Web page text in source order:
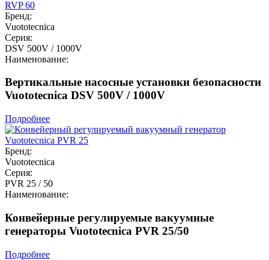
Бренд:
Vuototecnica
Серия:
DSV 500V / 1000V
Наименование:
Вертикальные насосные установки безопасности
Vuototecnica DSV 500V / 1000V
Подробнее
Бренд:
Vuototecnica
Серия:
PVR 25 / 50
Наименование:
Конвейерные регулируемые вакуумные
генераторы Vuototecnica PVR 25/50
Подробнее